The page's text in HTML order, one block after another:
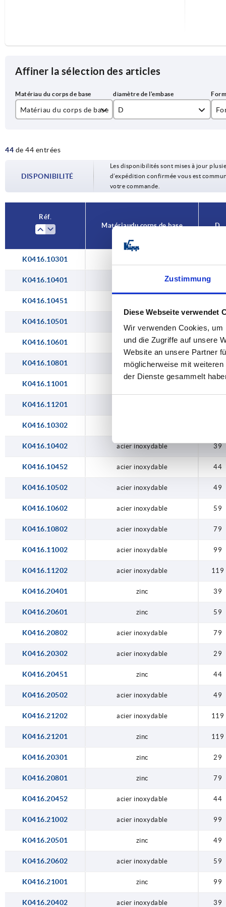
Zustimmung
Diese Webseite verwendet
Wir verwenden Cookies,
und die Zugriffe auf unsere
Website an unsere Partner
möglicherweise mit
der Dienste gesammelt
Affiner la sélection des articles
Matériau du corps de base
zinc
D
44
49
99
C
D
44 de 44 entrées
DISPONIBILITÉ
Les disponibilités sont mises à jour
d’expédition confirmée vous est
votre commande.
Réf.
Matériau du corps de base
D
K0416.10301
K0416.10401
K0416.10451
K0416.10501
K0416.10601 zinc 59
K0416.10801 zinc 79
K0416.11001
K0416.11201
K0416.10302
K0416.10402 acier inoxydable 39
K0416.10452 acier inoxydable 44
K0416.10502 acier inoxydable 49
K0416.10602 acier inoxydable 59
K0416.10802 acier inoxydable 79
K0416.11002 acier inoxydable 99
K0416.11202 acier inoxydable 119
K0416.20401 zinc 39
K0416.20601 zinc 59
K0416.20802 acier inoxydable 79
K0416.20302 acier inoxydable 29
K0416.20451 zinc 44
K0416.20502 acier inoxydable 49
K0416.21202 acier inoxydable 119
K0416.21201 zinc 119
K0416.20301 zinc 29
K0416.20801 zinc 79
K0416.20452 acier inoxydable 44
K0416.21002 acier inoxydable 99
K0416.20501 zinc 49
K0416.20602 acier inoxydable 59
K0416.21001 zinc 99
K0416.20402 acier inoxydable 39